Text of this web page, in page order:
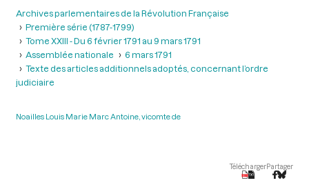
Archives parlementaires de la Révolution Française
Première série (1787-1799)
Tome XXIII - Du 6 février 1791 au 9 mars 1791
Assemblée nationale
6 mars 1791
Texte des articles additionnels adoptés, concernant l’ordre
judiciaire
Noailles Louis Marie Marc Antoine, vicomte de
TéléchargerPartager